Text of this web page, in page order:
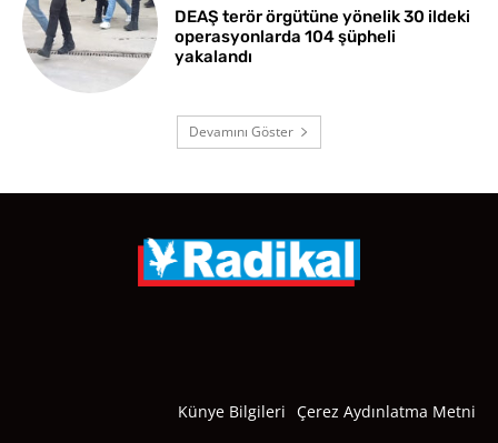
DEAŞ terör örgütüne yönelik 30 ildeki
operasyonlarda 104 şüpheli
yakalandı
Devamını Göster
Künye Bilgileri Çerez Aydınlatma Metni